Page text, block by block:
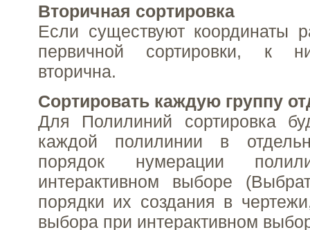
Вторичная сортировка
Если существуют координаты
первичной сортировки, к
вторична.
Сортировать каждую группу
Для Полилиний сортировка
каждой полилинии в
порядок нумерации
интерактивном выборе
порядки их создания в
выбора при интерактивном